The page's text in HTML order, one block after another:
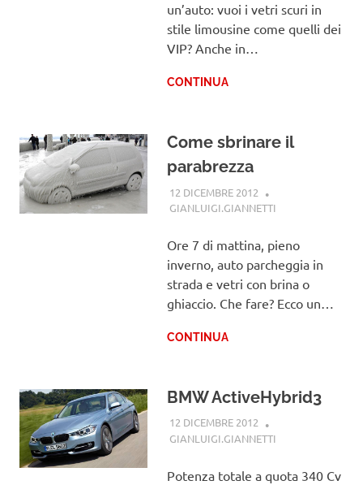
un’auto: vuoi i vetri scuri in
stile limousine come quelli dei
VIP? Anche in…
CONTINUA
Come sbrinare il
parabrezza
12 DICEMBRE 2012
GIANLUIGI.GIANNETTI
Ore 7 di mattina, pieno
inverno, auto parcheggia in
strada e vetri con brina o
ghiaccio. Che fare? Ecco un…
CONTINUA
BMW ActiveHybrid3
12 DICEMBRE 2012
GIANLUIGI.GIANNETTI
Potenza totale a quota 340 Cv